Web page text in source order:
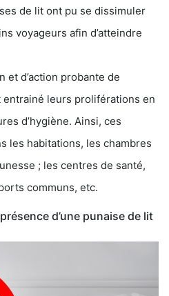
de lit ont pu se dissimuler
voyageurs afin d’atteindre
et d’action probante de
leurs proliférations en
d’hygiène. Ainsi, ces
les habitations, les chambres
; les centres de santé,
communs, etc.
d’une punaise de lit